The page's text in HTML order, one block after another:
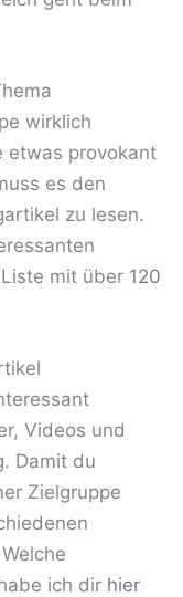
wirklich
etwas provokant
es den
zu lesen.
mit über 120
Videos und
Damit du
Zielgruppe
ich dir hier